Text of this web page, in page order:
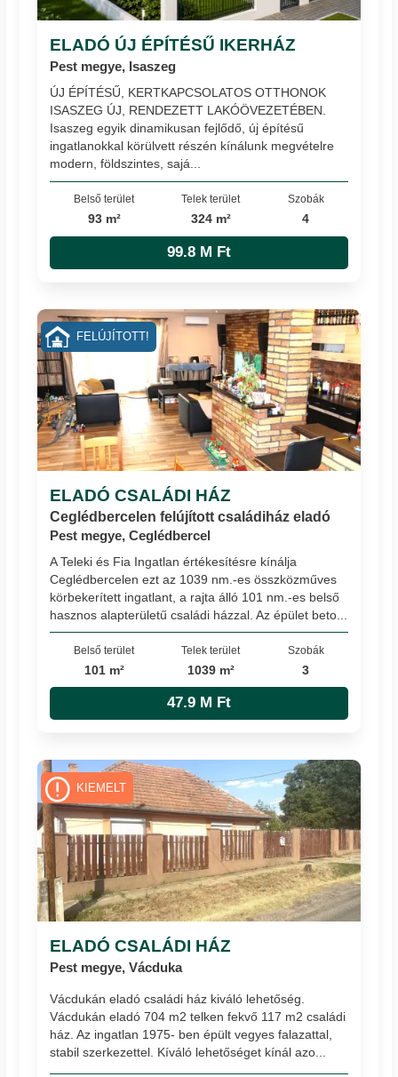
ELADÓ ÚJ ÉPÍTÉSŰ IKERHÁZ
Pest megye, Isaszeg
ÚJ ÉPÍTÉSŰ, KERTKAPCSOLATOS OTTHONOK
ISASZEG ÚJ, RENDEZETT LAKÓÖVEZETÉBEN.
Isaszeg egyik dinamikusan fejlődő, új építésű
ingatlanokkal körülvett részén kínálunk megvételre
modern, földszintes, sajá...
Belső terület
93 m²
Telek terület
324 m²
Szobák
4
99.8 M Ft
ELADÓ CSALÁDI HÁZ
Ceglédbercelen felújított családiház eladó
Pest megye, Ceglédbercel
A Teleki és Fia Ingatlan értékesítésre kínálja
Ceglédbercelen ezt az 1039 nm.-es összközműves
körbekerített ingatlant, a rajta álló 101 nm.-es belső
hasznos alapterületű családi házzal. Az épület beto...
Belső terület
101 m²
Telek terület
1039 m²
Szobák
3
47.9 M Ft
FELÚJÍTOTT!
ELADÓ CSALÁDI HÁZ
Pest megye, Vácduka
Vácdukán eladó családi ház kiváló lehetőség.
Vácdukán eladó 704 m2 telken fekvő 117 m2 családi
ház. Az ingatlan 1975- ben épült vegyes falazattal,
stabil szerkezettel. Kíváló lehetőséget kínál azo...
KIEMELT